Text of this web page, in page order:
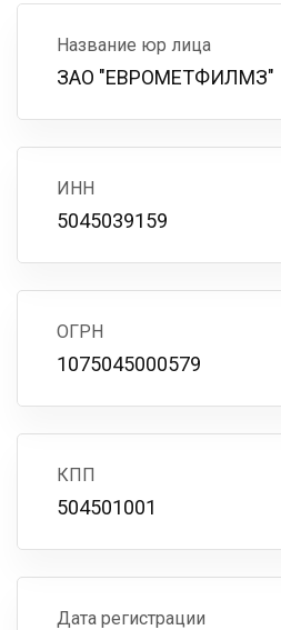
Название юр лица
ЗАО "ЕВРОМЕТФИЛМЗ"
ИНН
5045039159
ОГРН
1075045000579
КПП
504501001
Дата регистрации